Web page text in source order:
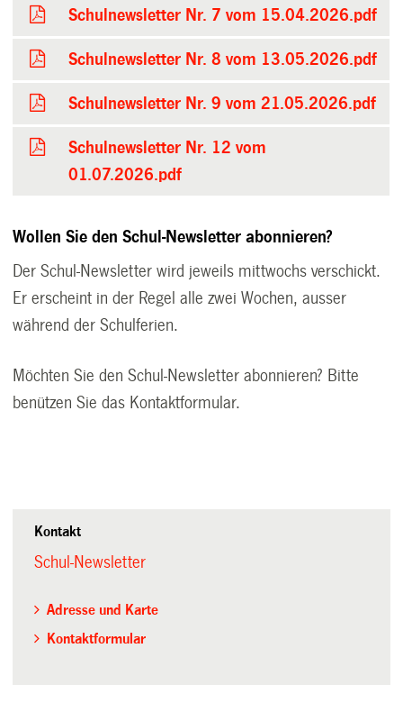
Schulnewsletter Nr. 7 vom 15.04.2026.pdf
Schulnewsletter Nr. 8 vom 13.05.2026.pdf
Schulnewsletter Nr. 9 vom 21.05.2026.pdf
Schulnewsletter Nr. 12 vom
01.07.2026.pdf
Wollen Sie den Schul-Newsletter abonnieren?
Der Schul-Newsletter wird jeweils mittwochs verschickt.
Er erscheint in der Regel alle zwei Wochen, ausser
während der Schulferien.
Möchten Sie den Schul-Newsletter abonnieren? Bitte
benützen Sie das Kontaktformular.
Kontakt
Schul-Newsletter
Adresse und Karte
Kontaktformular